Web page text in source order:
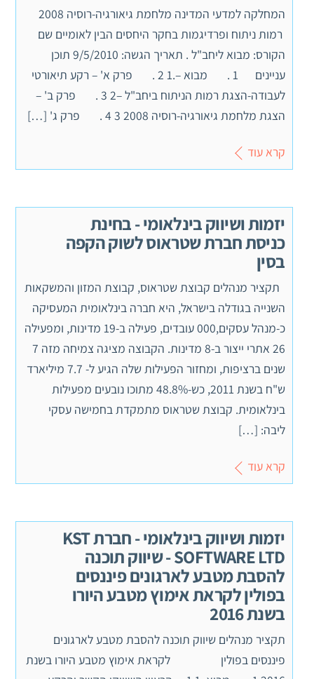
רמות ניתוח ופרדיגמות בחקר היחסים הבין לאומיים שם
הקורס: מבוא ליחב"ל . תאריך הגשה: 9/5/2010 תוכן
עניינים 1 . מבוא –.1 2 . פרק א' – רקע תיאורטי
לעבודה-הצגת רמות הניתוח ביחב"ל –2 3 . פרק ב' –
הצגת מלחמת גיאורגיה-רוסיה 2008 3 4 . פרק ג' […]
קרא עוד
יזמות ושיווק בינלאומי - בחינת
כניסת חברת שטראוס לשוק הקפה
בסין
תקציר מנהלים קבוצת שטראוס, קבוצת המזון והמשקאות
השנייה בגודלה בישראל, היא חברה בינלאומית המעסיקה
כ-מנהל עסקים,000 עובדים, פעילה ב-19 מדינות, ומפעילה
26 אתרי ייצור ב-8 מדינות. הקבוצה מציגה צמיחה מזה 7
שנים ברציפות, ומחזור הפעילות שלה הגיע ל- 7.7 מיליארד
ש"ח בשנת 2011, כש-48.8% מתוכו נובעים מפעילות
בינלאומית. קבוצת שטראוס מתמקדת בחמישה עסקי
ליבה: […]
קרא עוד
יזמות ושיווק בינלאומי - חברת KST
SOFTWARE LTD - שיווק תוכנה
להסבת מטבע לארגונים פיננסים
בפולין לקראת אימוץ מטבע היורו
בשנת 2016
תקציר מנהלים שיווק תוכנה להסבת מטבע לארגונים
פיננסים בפולין לקראת אימוץ מטבע היורו בשנת